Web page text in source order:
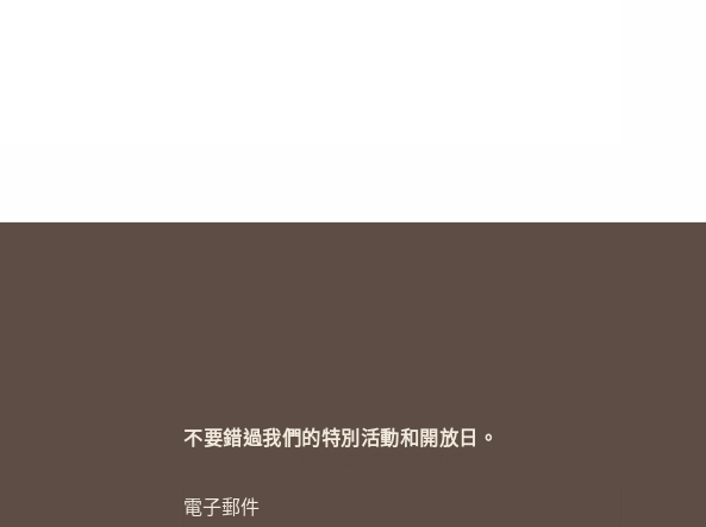
不要錯過我們的特別活動和開放日。